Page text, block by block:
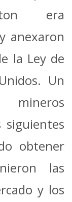
era
anexaron
la Ley de
Un
siguientes
obtener
las
y los